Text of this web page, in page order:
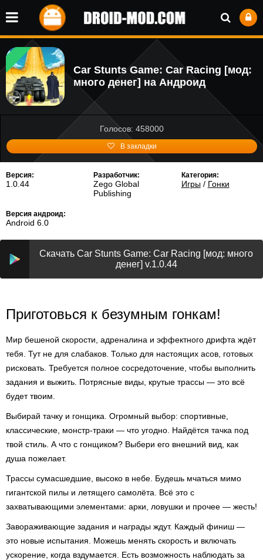
Car Stunts Game: Car Racing [мод:
много денег] на Андроид
Голосов: 458000
В закладки
Версия:
1.0.44
Разработчик:
Zego Global
Publishing
Категория:
Игры/ Гонки
Версия андроид:
Android 6.0
Скачать Car Stunts Game: Car Racing [мод: много
денег] v.1.0.44
Приготовься к безумным гонкам!
Мир бешеной скорости, адреналина и эффектного дрифта ждёт
тебя. Тут не для слабаков. Только для настоящих асов, готовых
рисковать. Требуется полное сосредоточение, чтобы выполнить
задания и выжить. Потрясные виды, крутые трассы — это всё
будет твоим.
Выбирай тачку и гонщика. Огромный выбор: спортивные,
классические, монстр-траки — что угодно. Найдётся тачка под
твой стиль. А что с гонщиком? Выбери его внешний вид, как
душа пожелает.
Трассы сумасшедшие, высоко в небе. Будешь мчаться мимо
гигантской пилы и летящего самолёта. Всё это с
захватывающими элементами: арки, ловушки и прочее — жесть!
Завораживающие задания и награды ждут. Каждый финиш —
это новые испытания. Можешь менять скорость и включать
ускорение, когда вздумается. Есть возможность наблюдать за